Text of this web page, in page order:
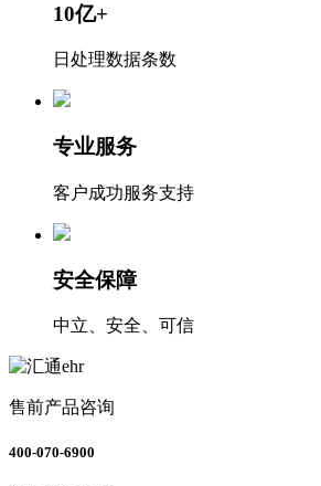
10亿+
日处理数据条数
专业服务
客户成功服务支持
安全保障
中立、安全、可信
售前产品咨询
400-070-6900